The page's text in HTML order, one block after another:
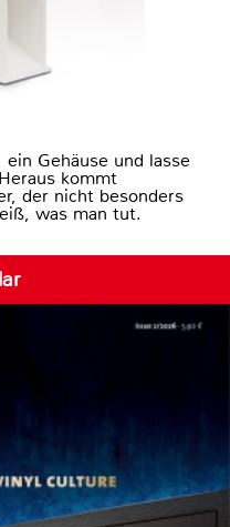
Gehäuse und lasse
kommt
der nicht besonders
was man tut.